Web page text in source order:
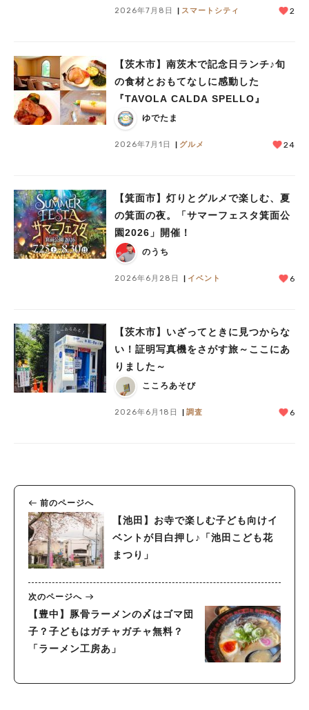
2026年7月8日 スマートシティ 2
【茨木市】南茨木で記念日ランチ♪旬
の食材とおもてなしに感動した
『TAVOLA CALDA SPELLO』
ゆでたま
2026年7月1日 グルメ 24
【箕面市】灯りとグルメで楽しむ、夏
の箕面の夜。「サマーフェスタ箕面公
園2026」開催！
のうち
2026年6月28日 イベント 6
【茨木市】いざってときに見つからな
い！証明写真機をさがす旅～ここにあ
りました～
こころあそび
2026年6月18日 調査 6
前のページへ
【池田】お寺で楽しむ子ども向けイ
ベントが目白押し♪「池田こども花
まつり」
次のページへ
【豊中】豚骨ラーメンの〆はゴマ団
子？子どもはガチャガチャ無料？
「ラーメン工房あ」
#自然とふれあう#ランチ #カフェ #まとめ